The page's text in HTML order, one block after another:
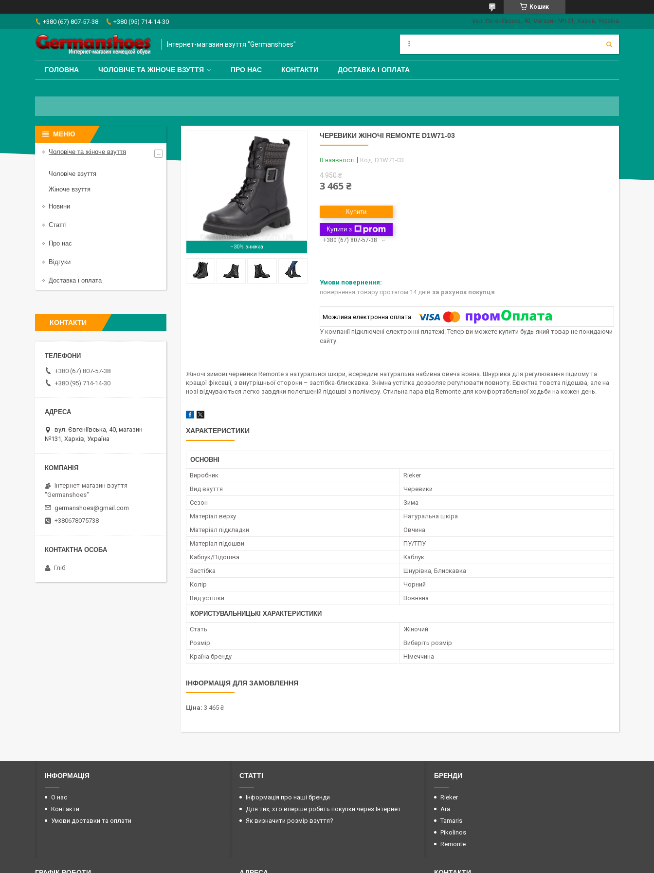
Кошик
+380 (67) 807-57-38 +380 (95) 714-14-30 вул. Євгеніївська, 40, магазин №131, Харків, Україна
Інтернет-магазин взуття "Germanshoes"
ГОЛОВНА ЧОЛОВІЧЕ ТА ЖІНОЧЕ ВЗУТТЯ ПРО НАС КОНТАКТИ ДОСТАВКА І ОПЛАТА
–30%
ЧЕРЕВИКИ ЖІНОЧІ REMONTE D1W71-03
В наявності Код: D1W71-03
4 950 ₴
3 465 ₴
Купити
Купити з
+380 (67) 807-57-38
повернення товару протягом 14 днів за рахунок покупця
У компанії підключені електронні платежі. Тепер ви можете купити будь-який товар не покидаючи
сайту.
Жіночі зимові черевики Remonte з натуральної шкіри, всередині натуральна набивна овеча вовна. Шнурівка для регулювання підйому та
кращої фіксації, з внутрішньої сторони – застібка-блискавка. Знімна устілка дозволяє регулювати повноту. Ефектна товста підошва, але на
нозі відчуваються легко завдяки полегшеній підошві з полімеру. Стильна пара від Remonte для комфортабельної ходьби на кожен день.
ХАРАКТЕРИСТИКИ
ОСНОВНІ
Виробник
Rieker
Вид взуття
Черевики
Сезон
Зима
Матеріал верху
Натуральна шкіра
Матеріал підкладки
Овчина
Матеріал підошви
ПУ/ТПУ
Каблук/Підошва
Каблук
Застібка
Шнурівка, Блискавка
Колір
Чорний
Вид устілки
Вовняна
КОРИСТУВАЛЬНИЦЬКІ ХАРАКТЕРИСТИКИ
Стать
Жіночий
Розмір
Виберіть розмір
Країна бренду
Німеччина
ІНФОРМАЦІЯ ДЛЯ ЗАМОВЛЕННЯ
Ціна: 3 465 ₴
Чоловіче та жіноче взуття
Чоловіче взуття
Жіноче взуття
Новини
Статті
Про нас
Відгуки
Доставка і оплата
КОНТАКТИ
+380 (67) 807-57-38
+380 (95) 714-14-30
вул. Євгеніївська, 40, магазин
№131, Харків, Україна
Інтернет-магазин взуття
"Germanshoes"
germanshoes@gmail.com
+380678075738
Гліб
ІНФОРМАЦІЯ
О нас
Контакти
Умови доставки та оплати
СТАТТІ
Інформація про наші бренди
Для тих, хто вперше робить покупки через Інтернет
Як визначити розмір взуття?
БРЕНДИ
Rieker
Ara
Tamaris
Pikolinos
Remonte